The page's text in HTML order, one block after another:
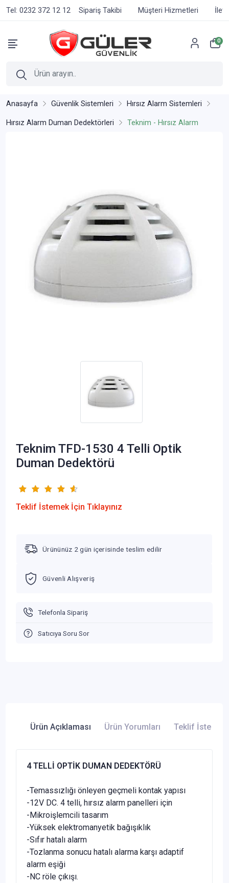
Tel: 0232 372 12 12 Sipariş Takibi Müşteri Hizmetleri
0
Anasayfa Güvenlik Sistemleri Hırsız Alarm Sistemleri
Hırsız Alarm Duman Dedektörleri Teknim - Hırsız Alarm
Teknim TFD-1530 4 Telli Optik
Duman Dedektörü
Teklif İstemek İçin Tıklayınız
Ürününüz 2 gün içerisinde teslim edilir
Güvenli Alışveriş
Telefonla Sipariş
Satıcıya Soru Sor
Ürün Açıklaması Ürün Yorumları Teklif İste
4 TELLİ OPTİK DUMAN DEDEKTÖRÜ
-Temassızlığı önleyen geçmeli kontak yapısı
-12V DC. 4 telli, hırsız alarm panelleri için
-Mikroişlemcili tasarım
-Yüksek elektromanyetik bağışıklık
-Sıfır hatalı alarm
-Tozlanma sonucu hatalı alarma karşı adaptif
alarm eşiği
-NC röle çıkışı.